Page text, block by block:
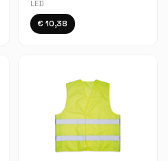
LED
€ 10,38